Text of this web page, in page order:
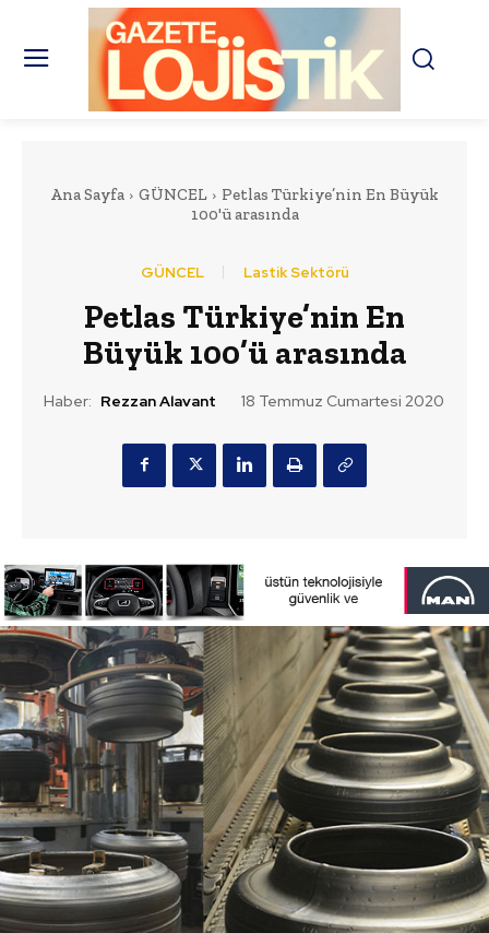
Ana Sayfa GÜNCEL
Petlas Türkiye’nin En Büyük
100'ü arasında
GÜNCEL Lastik Sektörü
Petlas Türkiye’nin En
Büyük 100’ü arasında
Haber: Rezzan Alavant 18 Temmuz Cumartesi 2020